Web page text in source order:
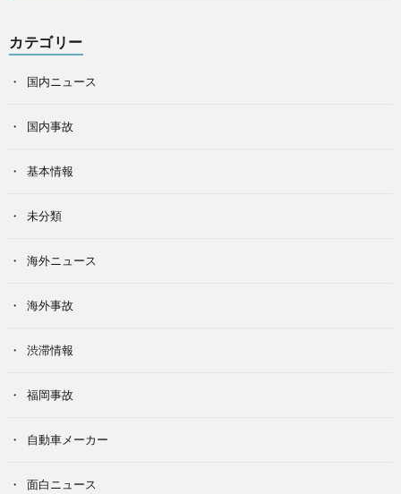
カテゴリー
国内ニュース
国内事故
基本情報
未分類
海外ニュース
海外事故
渋滞情報
福岡事故
自動車メーカー
面白ニュース